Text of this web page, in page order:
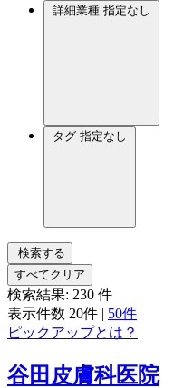
詳細業種 指定なし
タグ 指定なし
検索する
すべてクリア
検索結果: 230 件
表示件数 20件 | 50件
ピックアップとは？
谷田皮膚科医院